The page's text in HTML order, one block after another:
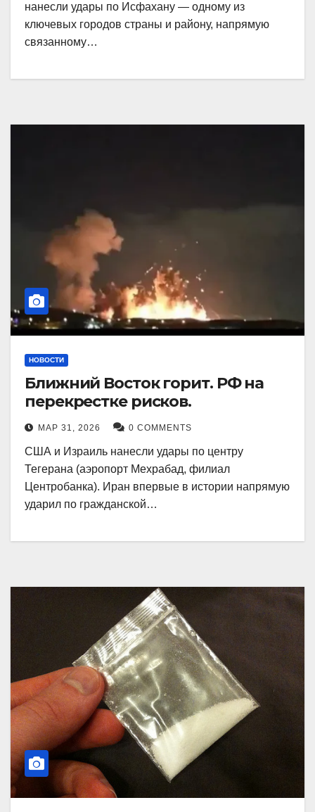
нанесли удары по Исфахану — одному из
ключевых городов страны и району, напрямую
связанному…
НОВОСТИ
Ближний Восток горит. РФ на
перекрестке рисков.
МАР 31, 2026 0 COMMENTS
США и Израиль нанесли удары по центру
Тегерана (аэропорт Мехрабад, филиал
Центробанка). Иран впервые в истории напрямую
ударил по гражданской…